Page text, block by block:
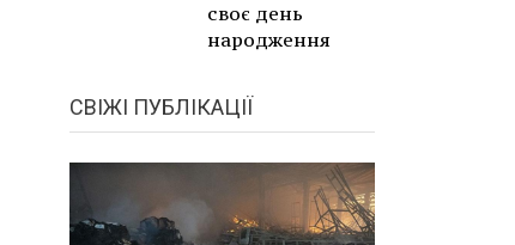
своє день
народження
СВІЖІ ПУБЛІКАЦІЇ